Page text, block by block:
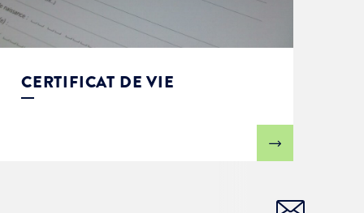
CERTIFICAT DE VIE